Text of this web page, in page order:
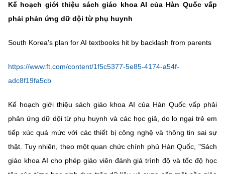
Kế hoạch giới thiệu sách giáo khoa AI của Hàn Quốc vấp
phải phản ứng dữ dội từ phụ huynh
South Korea's plan for AI textbooks hit by backlash from parents
https://www.ft.com/content/1f5c5377-5e85-4174-a54f-
adc8f19fa5cb
Kế hoạch giới thiệu sách giáo khoa AI của Hàn Quốc vấp phải
phản ứng dữ dội từ phụ huynh và các học giả, do lo ngại trẻ em
tiếp xúc quá mức với các thiết bị công nghệ và thông tin sai sự
thật. Tuy nhiên, theo một quan chức chính phủ Hàn Quốc, "Sách
giáo khoa AI cho phép giáo viên đánh giá trình độ và tốc độ học